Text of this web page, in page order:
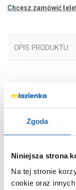
Zgoda
Niniejsza strona
Na tej stronie
cookie oraz
Chcesz zamówić
OPIS PRODUKTU
Rodzaj
Szerokość
Wysokość